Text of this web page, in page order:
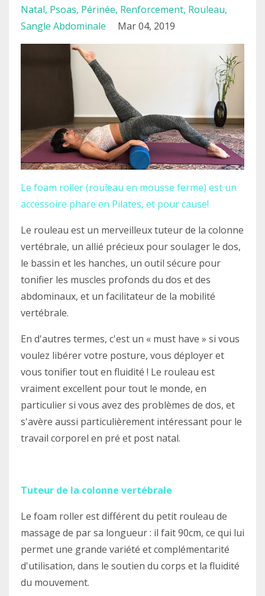
Natal Psoas Périnée Renforcement Rouleau
Sangle Abdominale
Mar 04, 2019
Le foam roller (rouleau en mousse ferme) est un
accessoire phare en Pilates, et pour cause!
Le rouleau est un merveilleux tuteur de la colonne
vertébrale, un allié précieux pour soulager le dos,
le bassin et les hanches, un outil sécure pour
tonifier les muscles profonds du dos et des
abdominaux, et un facilitateur de la mobilité
vertébrale.
En d'autres termes, c'est un « must have » si vous
voulez libérer votre posture, vous déployer et
vous tonifier tout en fluidité ! Le rouleau est
vraiment excellent pour tout le monde, en
particulier si vous avez des problèmes de dos, et
s'avère aussi particulièrement intéressant pour le
travail corporel en pré et post natal.
Tuteur de la colonne vertébrale
Le foam roller est différent du petit rouleau de
massage de par sa longueur : il fait 90cm, ce qui lui
permet une grande variété et complémentarité
d'utilisation, dans le soutien du corps et la fluidité
du mouvement.